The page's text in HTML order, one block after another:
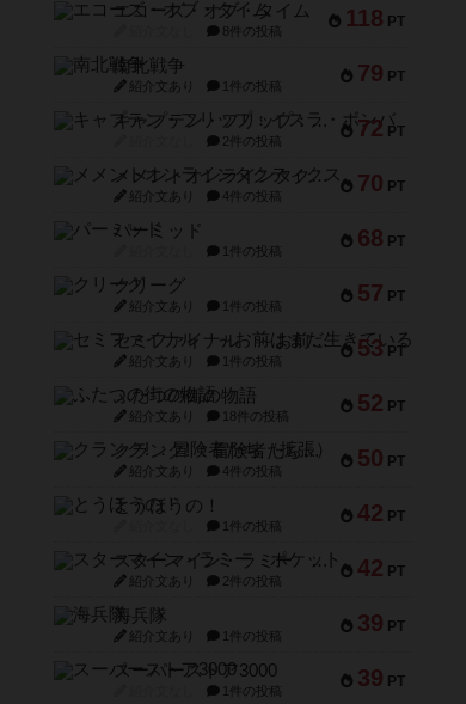
118 PT
エコーズ・オブ・タイム
8件の投稿
79 PT
南北戦争
紹介文あり 1件の投稿
72 PT
キャプテン・フリップ：イスラ・ボンバ
2件の投稿
70 PT
メメントオンラインタクティクス
紹介文あり 4件の投稿
68 PT
パーミッド
1件の投稿
57 PT
クリーグ
紹介文あり 1件の投稿
53 PT
セミファイナル ～お前はまだ生きている～
紹介文あり 1件の投稿
52 PT
ふたつの街の物語
紹介文あり 18件の投稿
50 PT
クランク! ：冒険者たち（拡張）
紹介文あり 4件の投稿
42 PT
とうほうの！
1件の投稿
42 PT
スターマイン・ラミー ポケット
紹介文あり 2件の投稿
39 PT
海兵隊
紹介文あり 1件の投稿
39 PT
スーパーストア3000
1件の投稿